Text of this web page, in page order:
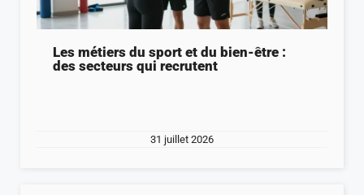
Les métiers du sport et du bien-être :
des secteurs qui recrutent
31 juillet 2026